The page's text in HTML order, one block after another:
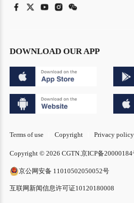
DOWNLOAD OUR APP
Terms of use Copyright Privacy policy
Copyright © 2026 CGTN.京ICP备20000184
京公网安备 11010502050052号
互联网新闻信息许可证10120180008